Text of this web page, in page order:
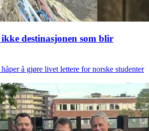
ikke destinasjonen som blir
å gjøre livet lettere for norske studenter